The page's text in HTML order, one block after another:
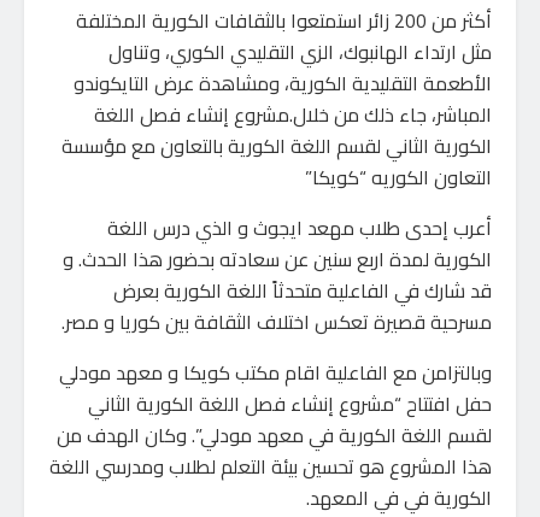
أكثر من 200 زائر استمتعوا بالثقافات الكورية المختلفة
مثل ارتداء الهانبوك، الزي التقليدي الكوري، وتناول
الأطعمة التقليدية الكورية، ومشاهدة عرض التايكوندو
المباشر، جاء ذلك من خلال.مشروع إنشاء فصل اللغة
الكورية الثاني لقسم اللغة الكورية بالتعاون مع مؤسسة
التعاون الكوريه “كويكا”
أعرب إحدى طلاب مهعد ايجوث و الذي درس اللغة
الكورية لمدة اربع سنين عن سعادته بحضور هذا الحدث. و
قد شارك في الفاعلية متحدثاً اللغة الكورية بعرض
مسرحية قصيرة تعكس اختلاف الثقافة بين كوريا و مصر.
وبالتزامن مع الفاعلية اقام مكتب كويكا و معهد مودلي
حفل افتتاح “مشروع إنشاء فصل اللغة الكورية الثاني
لقسم اللغة الكورية في معهد مودلي”. وكان الهدف من
هذا المشروع هو تحسين بيئة التعلم لطلاب ومدرسي اللغة
الكورية في في المعهد.